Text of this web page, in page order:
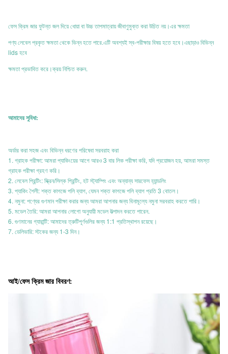
ফেস ক্রিম জার ফুটন্ত জল দিয়ে ধোয়া বা উচ্চ তাপমাত্রায় জীবাণুমুক্ত করা উচিত নয়।এর ক্ষমতা
পণ্য লেবেল প্রকৃত ক্ষমতা থেকে ভিন্ন হতে পারে.এটি অবশ্যই স্ব-পরীক্ষার বিষয় হতে হবে।এছাড়াও বিভিন্ন
lids হবে
ক্ষমতা প্রভাবিত করে।ক্রয় নিশ্চিত করুন.
আমাদের সুবিধা:
অর্ডার করা সহজ এবং বিভিন্ন ধরণের পরিষেবা সরবরাহ করা
1. গ্রাহক পরীক্ষা: আমরা প্যাকিংয়ের আগে আরও 3 বার লিক পরীক্ষা করি, যদি প্রয়োজন হয়, আমরা সমস্ত
গ্রাহক পরীক্ষা গ্রহণ করি।
2. লেবেল প্রিন্টিং: স্ক্রিন/সিল্ক প্রিন্টিং, হট স্ট্যাম্পিং এবং অন্যান্য সারফেস হ্যান্ডলিং
3. প্যাকিং শৈলী: শক্ত কাগজে পলি ব্যাগ, যেমন শক্ত কাগজে পলি ব্যাগ প্রতি 3 বোতল।
4. নমুনা: পণ্যের গুণমান পরীক্ষা করার জন্য আমরা আপনার জন্য বিনামূল্যে নমুনা সরবরাহ করতে পারি।
5. মডেল তৈরি: আমরা আপনার লোগো অনুযায়ী মডেল উত্পাদন করতে পারেন.
6. গুণমানের গ্যারান্টি: আমাদের ত্রুটিপূর্ণগুলির জন্য 1:1 প্রতিস্থাপন রয়েছে।
7. ডেলিভারি: স্টকের জন্য 1-3 দিন।
আই/ফেস ক্রিম জার বিবরণ: